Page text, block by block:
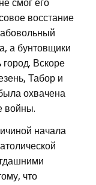
смог его
восстание
а бунтовщики
город. Вскоре
Табор и
охвачена
войны.
начала
что